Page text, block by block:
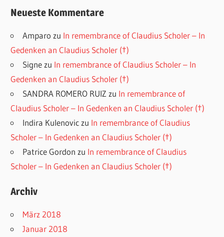
Neueste Kommentare
Amparo zu In remembrance of Claudius Scholer – In
Gedenken an Claudius Scholer (†)
Signezu In remembrance of Claudius Scholer – In
Gedenken an Claudius Scholer (†)
SANDRA ROMERO RUIZzu In remembrance of
Claudius Scholer – In Gedenken an Claudius Scholer (†)
Indira Kulenoviczu In remembrance of Claudius
Scholer – In Gedenken an Claudius Scholer (†)
Patrice Gordon zu In remembrance of Claudius
Scholer – In Gedenken an Claudius Scholer (†)
Archiv
März 2018
Januar 2018